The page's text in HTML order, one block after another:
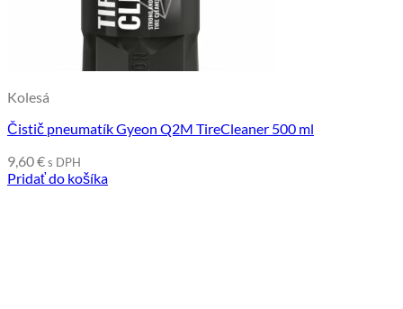
Kolesá
Čistič pneumatík Gyeon Q2M TireCleaner 500 ml
9,60€s DPH
Pridať do košíka